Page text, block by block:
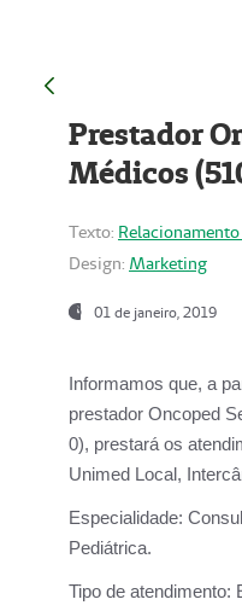
Prestador
Médicos
Texto:
Design: Marketing
01 de janeiro, 2019
Informamos que, a
prestador Oncoped
0), prestará os
Unimed Local,
Especialidade:
Pediátrica.
Tipo de atendimento: